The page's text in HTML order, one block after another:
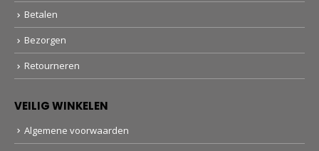
Betalen
Bezorgen
Retourneren
VEILIG WINKELEN
Algemene voorwaarden